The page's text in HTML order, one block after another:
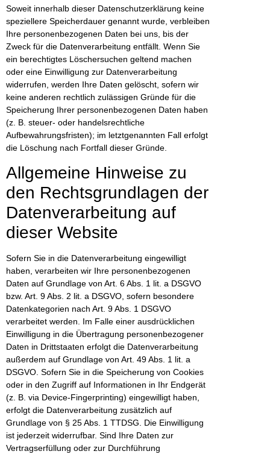
Soweit innerhalb dieser Datenschutzerklärung keine
speziellere Speicherdauer genannt wurde, verbleiben
Ihre personenbezogenen Daten bei uns, bis der
Zweck für die Datenverarbeitung entfällt. Wenn Sie
ein berechtigtes Löschersuchen geltend machen
oder eine Einwilligung zur Datenverarbeitung
widerrufen, werden Ihre Daten gelöscht, sofern wir
keine anderen rechtlich zulässigen Gründe für die
Speicherung Ihrer personenbezogenen Daten haben
(z. B. steuer- oder handelsrechtliche
Aufbewahrungsfristen); im letztgenannten Fall erfolgt
die Löschung nach Fortfall dieser Gründe.
Allgemeine Hinweise zu
den Rechtsgrundlagen der
Datenverarbeitung auf
dieser Website
Sofern Sie in die Datenverarbeitung eingewilligt
haben, verarbeiten wir Ihre personenbezogenen
Daten auf Grundlage von Art. 6 Abs. 1 lit. a DSGVO
bzw. Art. 9 Abs. 2 lit. a DSGVO, sofern besondere
Datenkategorien nach Art. 9 Abs. 1 DSGVO
verarbeitet werden. Im Falle einer ausdrücklichen
Einwilligung in die Übertragung personenbezogener
Daten in Drittstaaten erfolgt die Datenverarbeitung
außerdem auf Grundlage von Art. 49 Abs. 1 lit. a
DSGVO. Sofern Sie in die Speicherung von Cookies
oder in den Zugriff auf Informationen in Ihr Endgerät
(z. B. via Device-Fingerprinting) eingewilligt haben,
erfolgt die Datenverarbeitung zusätzlich auf
Grundlage von § 25 Abs. 1 TTDSG. Die Einwilligung
ist jederzeit widerrufbar. Sind Ihre Daten zur
Vertragserfüllung oder zur Durchführung